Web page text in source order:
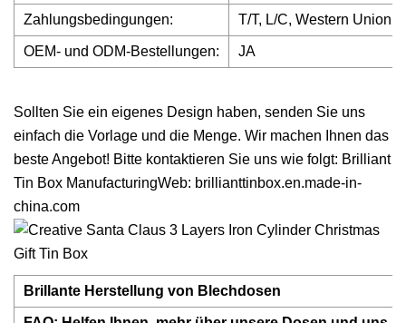
Zahlungsbedingungen: T/T, L/C, Western Union,
OEM- und ODM-Bestellungen: JA
Sollten Sie ein eigenes Design haben, senden Sie uns
einfach die Vorlage und die Menge. Wir machen Ihnen das
beste Angebot! Bitte kontaktieren Sie uns wie folgt: Brilliant
Tin Box ManufacturingWeb: brillianttinbox.en.made-in-
china.com
Brillante Herstellung von Blechdosen